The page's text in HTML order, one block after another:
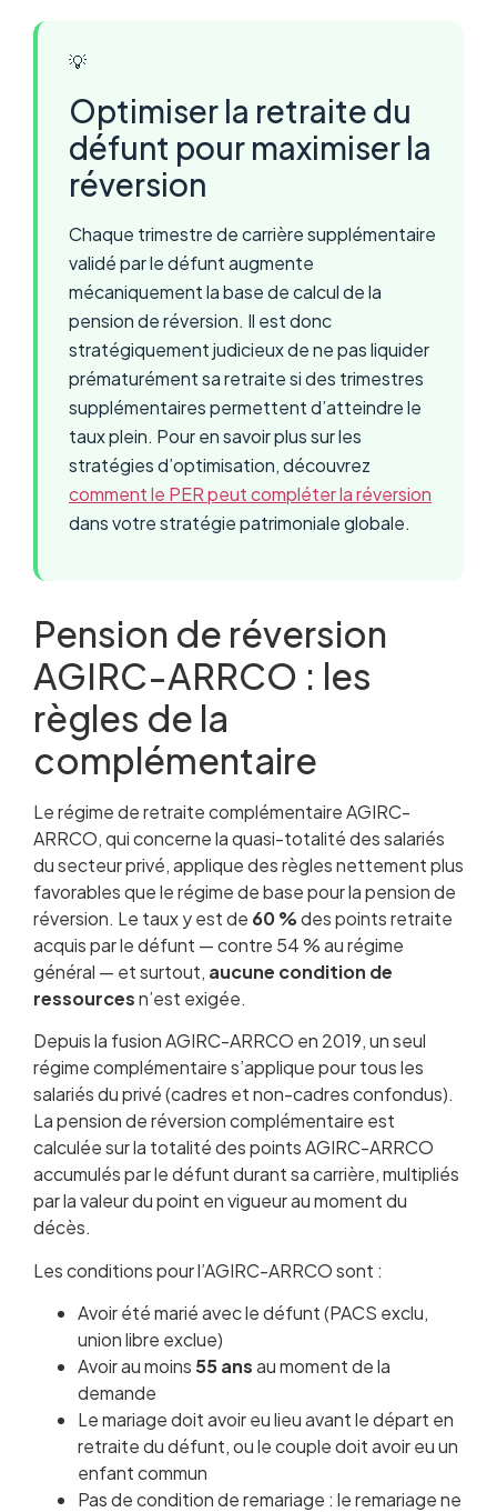
💡
Optimiser la retraite du
défunt pour maximiser la
réversion
Chaque trimestre de carrière supplémentaire
validé par le défunt augmente
mécaniquement la base de calcul de la
pension de réversion. Il est donc
stratégiquement judicieux de ne pas liquider
prématurément sa retraite si des trimestres
supplémentaires permettent d’atteindre le
taux plein. Pour en savoir plus sur les
stratégies d’optimisation, découvrez
comment le PER peut compléter la réversion
dans votre stratégie patrimoniale globale.
Pension de réversion
AGIRC-ARRCO : les
règles de la
complémentaire
Le régime de retraite complémentaire AGIRC-
ARRCO, qui concerne la quasi-totalité des salariés
du secteur privé, applique des règles nettement plus
favorables que le régime de base pour la pension de
réversion. Le taux y est de 60 %des points retraite
acquis par le défunt — contre 54 % au régime
général — et surtout, aucune condition de
ressourcesn’est exigée.
Depuis la fusion AGIRC-ARRCO en 2019, un seul
régime complémentaire s’applique pour tous les
salariés du privé (cadres et non-cadres confondus).
La pension de réversion complémentaire est
calculée sur la totalité des points AGIRC-ARRCO
accumulés par le défunt durant sa carrière, multipliés
par la valeur du point en vigueur au moment du
décès.
Les conditions pour l’AGIRC-ARRCO sont :
Avoir été marié avec le défunt (PACS exclu,
union libre exclue)
Avoir au moins 55 ansau moment de la
demande
Le mariage doit avoir eu lieu avant le départ en
retraite du défunt, ou le couple doit avoir eu un
enfant commun
Pas de condition de remariage : le remariage ne